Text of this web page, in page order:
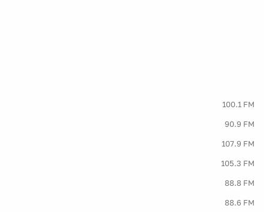
100.1 FM
90.9 FM
107.9 FM
105.3 FM
88.8 FM
88.6 FM